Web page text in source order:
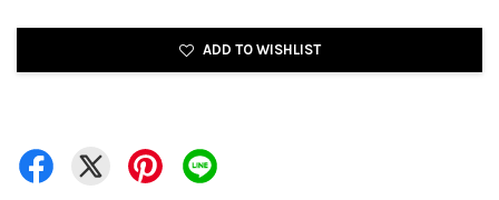
ADD TO WISHLIST